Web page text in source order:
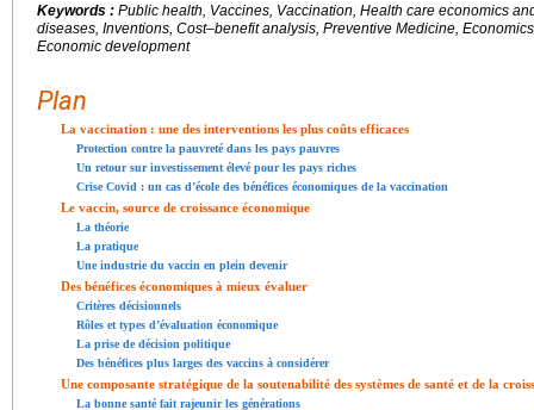
Keywords : Public health, Vaccines, Vaccination, Health care economics
diseases, Inventions, Cost–benefit analysis, Preventive Medicine,
Economic development
Plan
La vaccination : une des interventions les plus coûts efficaces
Protection contre la pauvreté dans les pays pauvres
Un retour sur investissement élevé pour les pays riches
Crise Covid : un cas d’école des bénéfices économiques de la vaccination
Le vaccin, source de croissance économique
La théorie
La pratique
Une industrie du vaccin en plein devenir
Des bénéfices économiques à mieux évaluer
Critères décisionnels
Rôles et types d’évaluation économique
La prise de décision politique
Des bénéfices plus larges des vaccins à considérer
Une composante stratégique de la soutenabilité des systèmes de santé et de la
La bonne santé fait rajeunir les générations